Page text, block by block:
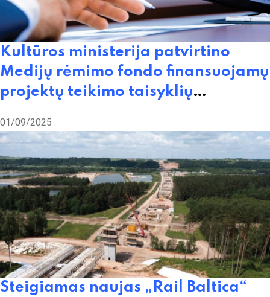
Kultūros ministerija patvirtino
Medijų rėmimo fondo finansuojamų
projektų teikimo taisyklių
papildomą specialią žiniasklaidos
priemonių finansavimo programą
01/09/2025
Steigiamas naujas „Rail Baltica“